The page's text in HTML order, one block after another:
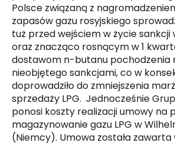
Polsce związaną z
zapasów gazu rosyjskiego
tuż przed wejściem w życie sankcji
oraz znacząco rosnącym w 1
dostawom n-butanu pochodzenia
nieobjętego sankcjami, co w
doprowadziło do zmniejszenia
sprzedaży LPG. Jednocześnie
ponosi koszty realizacji umowy na
magazynowanie gazu LPG w
(Niemcy). Umowa została zawarta